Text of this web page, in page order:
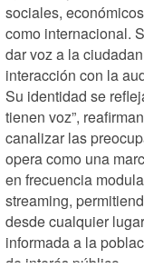
sociales,
como internacional.
dar voz a la
interacción con la
Su identidad se
tienen voz”,
canalizar las
opera como una
en frecuencia
streaming,
desde cualquier
informada a la
de interés público.